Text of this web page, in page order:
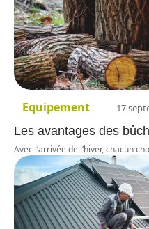
Equipement 17
Les avantages des
Avec l’arrivée de l’hiver, chacun